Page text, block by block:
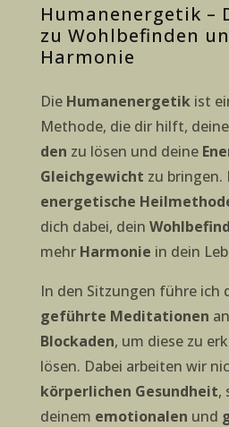
Huma­nen­erge­tik –
zu Wohl­be­fin­den
Harmonie
Die Huma­nen­erge­tikist
Metho­de, die dir hilft, dei­ne
den zu lösen und dei­ne
Gleich­ge­wicht zu brin­gen.
ener­ge­ti­sche
dich dabei, dein
mehr Har­mo­nie in dein
In den Sit­zun­gen füh­re ich
geführ­te Medi­ta­tio­nen
Blo­cka­den, um die­se zu
lö­sen. Dabei arbei­ten wir
kör­per­li­chen Gesund­heit,
dei­nem emo­tio­na­len und